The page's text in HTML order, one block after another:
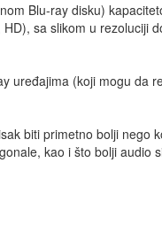
Blu-ray disku)
sa slikom u rezoluciji
uređajima (koji mogu da
biti primetno bolji nego
kao i što bolji audio